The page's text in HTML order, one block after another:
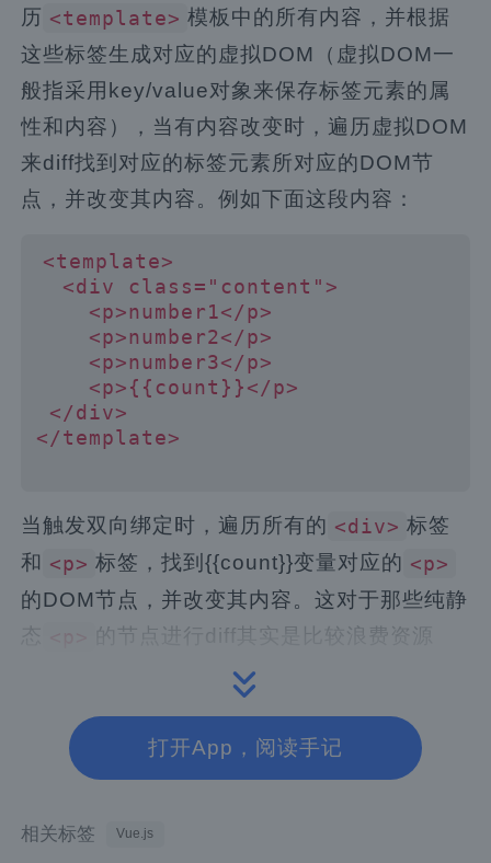
历 <template> 模板中的所有内容，并根据
这些标签生成对应的虚拟DOM（虚拟DOM一
般指采用key/value对象来保存标签元素的属
性和内容），当有内容改变时，遍历虚拟DOM
来diff找到对应的标签元素所对应的DOM节
点，并改变其内容。例如下面这段内容：
<template>
<div class = "content" >
<p> number1< / p>
<p> number2< / p>
<p> number3< / p>
<p> { { count } } < / p>
< / div>
< / template>
当触发双向绑定时，遍历所有的 <div> 标签
和 <p> 标签，找到{{count}}变量对应的 <p>
的DOM节点，并改变其内容。这对于那些纯静
态
的节点进行diff其实是比较浪费资源
的，当节点的数量很少时，表现并不明显，但
多。对此，Vue3再次基础上进行了优化主要
标记静态内容，并区分动态内容。
打开App，阅读手记
相关标签 Vue.js